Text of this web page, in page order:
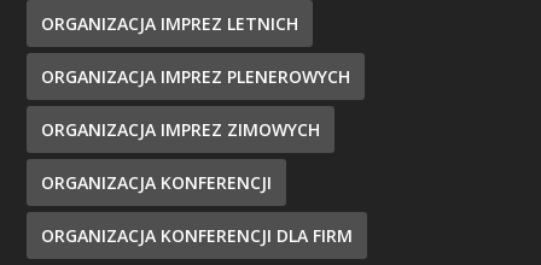
ORGANIZACJA IMPREZ LETNICH
ORGANIZACJA IMPREZ PLENEROWYCH
ORGANIZACJA IMPREZ ZIMOWYCH
ORGANIZACJA KONFERENCJI
ORGANIZACJA KONFERENCJI DLA FIRM